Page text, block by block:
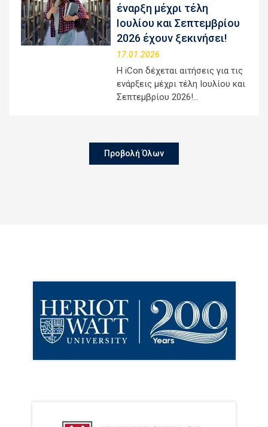
έναρξη μέχρι τέλη
Ιουλίου και Σεπτεμβρίου
2026 έχουν ξεκινήσει!
17.01.2026
Η iCon δέχεται αιτήσεις για τις
ενάρξεις μέχρι τέλη Ιουλίου και
Σεπτεμβρίου 2026!…
Προβολή Όλων